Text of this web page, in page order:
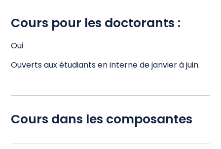
Cours pour les doctorants :
Oui
Ouverts aux étudiants en interne de janvier à juin.
Cours dans les composantes​